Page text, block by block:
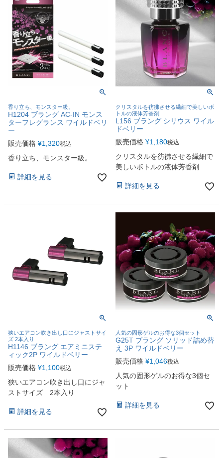
香り立ち、モンスター級。
H1204 ブラング AC-IN モンス
ターフレグランス ワイルドベリ
ー
販売価格 ¥1,320税込
香り立ち、モンスター級。
詳細を見る
クリスタルを彷彿させる繊細で美しいボ
トルの液体芳香剤
L156 ブラング シリウス ワイル
ドベリー
販売価格 ¥1,180税込
クリスタルを彷彿させる繊細で
美しいボトルの液体芳香剤
詳細を見る
狭いエアコン吹き出し口にジャストサイ
ズ 2本入り
H1146 ブラング エアミニステ
ィック2P ワイルドベリー
販売価格 ¥1,100税込
狭いエアコン吹き出し口にジャ
ストサイズ 2本入り
詳細を見る
人気の固形ゲルのお得な3個セット
G25T ブラング ソリッド詰め替
え 3P ワイルドベリー
販売価格 ¥1,046税込
人気の固形ゲルのお得な3個セ
ット
詳細を見る